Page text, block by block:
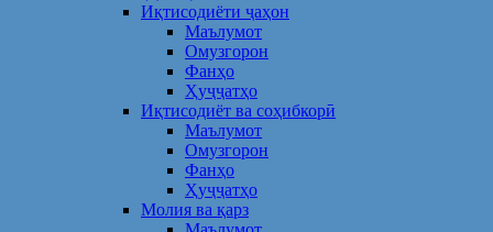
Иқтисодиёти ҷаҳон
Маълумот
Омузгорон
Фанҳо
Ҳуҷҷатҳо
Иқтисодиёт ва соҳибкорӣ
Маълумот
Омузгорон
Фанҳо
Ҳуҷҷатҳо
Молия ва қарз